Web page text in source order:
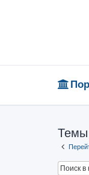
Темы